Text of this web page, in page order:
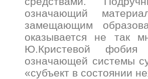
означающий
замещающим
оказывается не так
Ю.Кристевой фобия
означающей системы
«субъект в состоянии